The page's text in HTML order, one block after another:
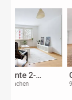
**
aufgepasst!:
85055 Ingolstadt